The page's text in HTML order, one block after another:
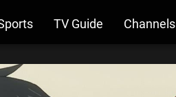
TV Guide Channels